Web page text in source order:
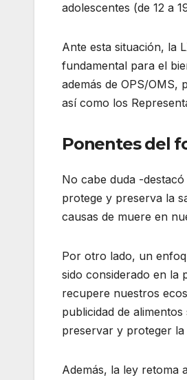
adolescentes (de 12 a
Ante esta situación, la
fundamental para el
además de OPS/OMS,
así como los
Ponentes del
No cabe duda -
protege y preserva la
causas de muere en
Por otro lado, un
sido considerado en la
recupere nuestros
publicidad de
preservar y proteger la
Además, la ley retoma